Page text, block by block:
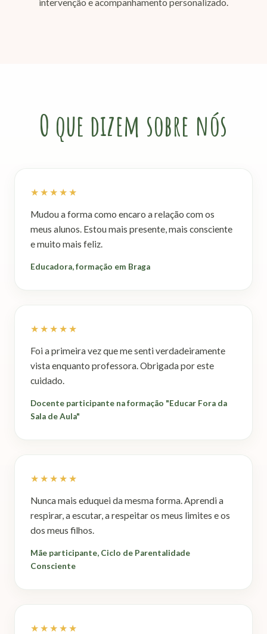
intervenção e acompanhamento personalizado.
O que dizem sobre nós
★★★★★
Mudou a forma como encaro a relação com os
meus alunos. Estou mais presente, mais consciente
e muito mais feliz.
Educadora, formação em Braga
★★★★★
Foi a primeira vez que me senti verdadeiramente
vista enquanto professora. Obrigada por este
cuidado.
Docente participante na formação "Educar Fora da
Sala de Aula"
★★★★★
Nunca mais eduquei da mesma forma. Aprendi a
respirar, a escutar, a respeitar os meus limites e os
dos meus filhos.
Mãe participante, Ciclo de Parentalidade
Consciente
★★★★★